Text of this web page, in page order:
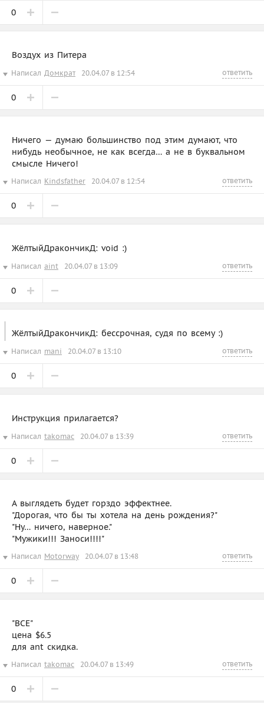
0
Воздух из Питера
Написал Домкрат 20.04.07 в 12:54 ответить
0
Ничего — думаю большинство под этим думают, что
нибудь необычное, не как всегда… а не в буквальном
смысле Ничего!
Написал Kindsfather 20.04.07 в 12:54 ответить
0
ЖёлтыйДракончикД: void :)
Написал aint 20.04.07 в 13:09 ответить
0
ЖёлтыйДракончикД: бессрочная, судя по всему :)
Написал mani 20.04.07 в 13:10 ответить
0
Инструкция прилагается?
Написал takomac 20.04.07 в 13:39 ответить
0
А выглядеть будет горздо эффектнее.
"Дорогая, что бы ты хотела на день рождения?"
"Ну… ничего, наверное."
"Мужики!!! Заноси!!!!"
Написал Motorway 20.04.07 в 13:48 ответить
0
"ВСЕ"
цена $6.5
для ant скидка.
Написал takomac 20.04.07 в 13:49 ответить
0